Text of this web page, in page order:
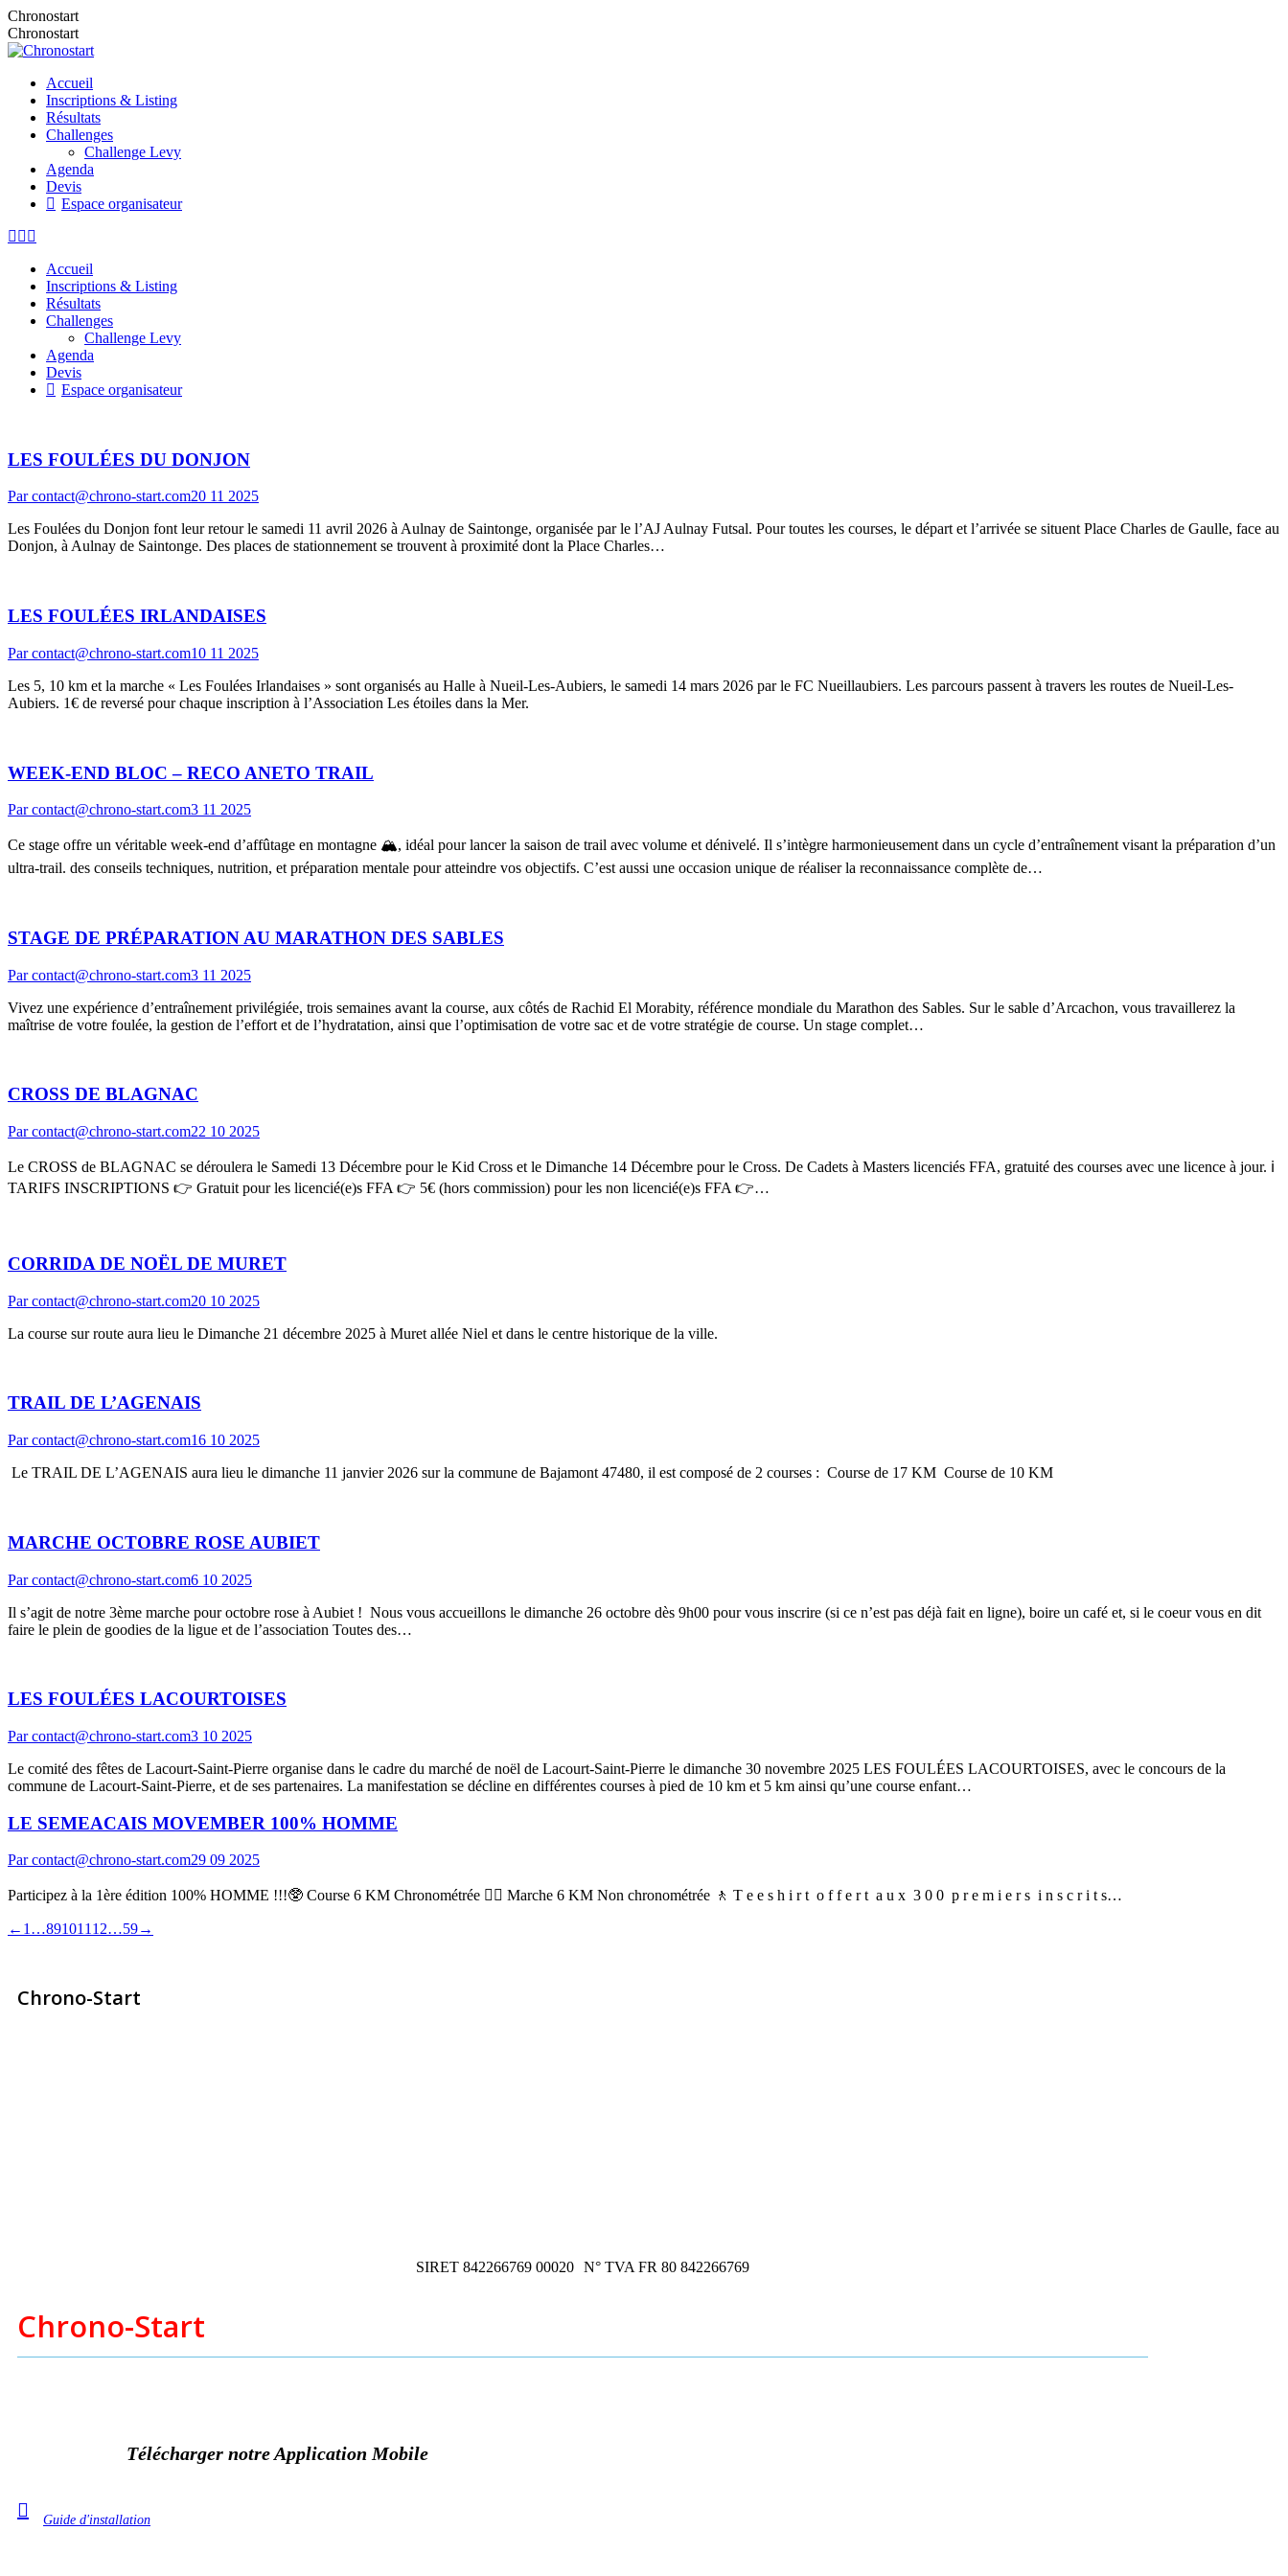
Aller
au
contenu
Chronostart
Chronostart
Accueil
Inscriptions & Listing
Résultats
Challenges
Challenge Levy
Agenda
Devis
Espace organisateur
La
Facebook
s'ouvre
dans
une
fenêtre
La
Instagram
s'ouvre
dans
une
nouvelle
fenêtre
E-
mail
s'ouvre
dans
nouvelle
fenêtre
Accueil
Inscriptions & Listing
Résultats
Challenges
Challenge Levy
Agenda
Devis
Espace organisateur
LES FOULÉES DU DONJON
Parcontact@chrono-start.com20 11 2025
Les Foulées du Donjon font leur retour le samedi 11 avril 2026 à Aulnay de Saintonge, organisée par le l’AJ Aulnay Futsal. Pour toutes les courses, le départ et l’arrivée se situent Place Charles de Gaulle, face au
Donjon, à Aulnay de Saintonge. Des places de stationnement se trouvent à proximité dont la Place Charles…
LES FOULÉES IRLANDAISES
Parcontact@chrono-start.com10 11 2025
Les 5, 10 km et la marche « Les Foulées Irlandaises » sont organisés au Halle à Nueil-Les-Aubiers, le samedi 14 mars 2026 par le FC Nueillaubiers. Les parcours passent à travers les routes de Nueil-Les-
Aubiers. 1€ de reversé pour chaque inscription à l’Association Les étoiles dans la Mer.
WEEK-END BLOC – RECO ANETO TRAIL
Parcontact@chrono-start.com3 11 2025
Ce stage offre un véritable week-end d’affûtage en montagne 🏔, idéal pour lancer la saison de trail avec volume et dénivelé. Il s’intègre harmonieusement dans un cycle d’entraînement visant la préparation d’un
ultra-trail. des conseils techniques, nutrition, et préparation mentale pour atteindre vos objectifs. C’est aussi une occasion unique de réaliser la reconnaissance complète de…
STAGE DE PRÉPARATION AU MARATHON DES SABLES
Parcontact@chrono-start.com3 11 2025
Vivez une expérience d’entraînement privilégiée, trois semaines avant la course, aux côtés de Rachid El Morabity, référence mondiale du Marathon des Sables. Sur le sable d’Arcachon, vous travaillerez la
maîtrise de votre foulée, la gestion de l’effort et de l’hydratation, ainsi que l’optimisation de votre sac et de votre stratégie de course. Un stage complet…
CROSS DE BLAGNAC
Parcontact@chrono-start.com22 10 2025
Le CROSS de BLAGNAC se déroulera le Samedi 13 Décembre pour le Kid Cross et le Dimanche 14 Décembre pour le Cross. De Cadets à Masters licenciés FFA, gratuité des courses avec une licence à jour. ℹ️
TARIFS INSCRIPTIONS 👉 Gratuit pour les licencié(e)s FFA 👉 5€ (hors commission) pour les non licencié(e)s FFA 👉…
CORRIDA DE NOËL DE MURET
Parcontact@chrono-start.com20 10 2025
La course sur route aura lieu le Dimanche 21 décembre 2025 à Muret allée Niel et dans le centre historique de la ville.
TRAIL DE L’AGENAIS
Parcontact@chrono-start.com16 10 2025
Le TRAIL DE L’AGENAIS aura lieu le dimanche 11 janvier 2026 sur la commune de Bajamont 47480, il est composé de 2 courses : Course de 17 KM Course de 10 KM
MARCHE OCTOBRE ROSE AUBIET
Parcontact@chrono-start.com6 10 2025
Il s’agit de notre 3ème marche pour octobre rose à Aubiet ! Nous vous accueillons le dimanche 26 octobre dès 9h00 pour vous inscrire (si ce n’est pas déjà fait en ligne), boire un café et, si le coeur vous en dit
faire le plein de goodies de la ligue et de l’association Toutes des…
LES FOULÉES LACOURTOISES
Parcontact@chrono-start.com3 10 2025
Le comité des fêtes de Lacourt-Saint-Pierre organise dans le cadre du marché de noël de Lacourt-Saint-Pierre le dimanche 30 novembre 2025 LES FOULÉES LACOURTOISES, avec le concours de la
commune de Lacourt-Saint-Pierre, et de ses partenaires. La manifestation se décline en différentes courses à pied de 10 km et 5 km ainsi qu’une course enfant…
LE SEMEACAIS MOVEMBER 100% HOMME
Parcontact@chrono-start.com29 09 2025
Participez à la 1ère édition 100% HOMME !!!🥸 Course 6 KM Chronométrée 🏃‍♀️ Marche 6 KM Non chronométrée 🚶 T e e s h i r t o f f e r t a u x 3 0 0 p r e m i e r s i n s c r i t s…
← 1 …891011 12…59→
Chrono-Start
SIRET 842266769 00020 N° TVA FR 80 842266769
Chrono-Start
Télécharger notre Application Mobile
Guide d'installation